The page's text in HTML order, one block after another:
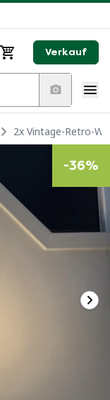
Verkauf
2x Vintage-Retro-
-36%